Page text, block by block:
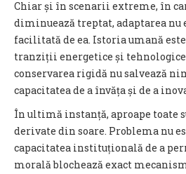
Chiar și în scenarii extreme, în
diminuează treptat, adaptarea nu
facilitată de ea. Istoria umană este
tranziții energetice și
conservarea rigidă nu salvează
capacitatea de a învăța și de a
În ultimă instanță, aproape toate
derivate din soare. Problema nu
capacitatea instituțională de a
morală blochează exact